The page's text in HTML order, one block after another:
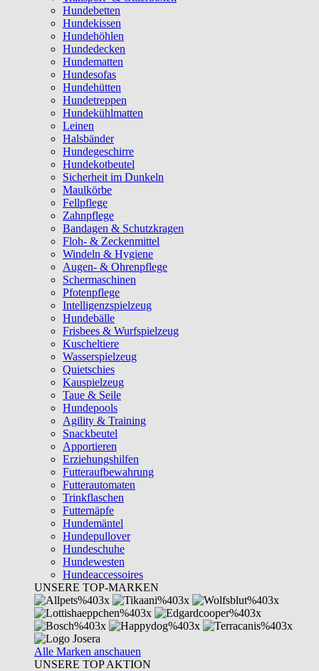
Hundebetten
Hundekissen
Hundehöhlen
Hundedecken
Hundematten
Hundesofas
Hundehütten
Hundetreppen
Hundekühlmatten
Leinen
Halsbänder
Hundegeschirre
Hundekotbeutel
Sicherheit im Dunkeln
Maulkörbe
Fellpflege
Zahnpflege
Bandagen & Schutzkragen
Floh- & Zeckenmittel
Windeln & Hygiene
Augen- & Ohrenpflege
Schermaschinen
Pfotenpflege
Intelligenzspielzeug
Hundebälle
Frisbees & Wurfspielzeug
Kuscheltiere
Wasserspielzeug
Quietschies
Kauspielzeug
Taue & Seile
Hundepools
Agility & Training
Snackbeutel
Apportieren
Erziehungshilfen
Futteraufbewahrung
Futterautomaten
Trinkflaschen
Futternäpfe
Hundemäntel
Hundepullover
Hundeschuhe
Hundewesten
Hundeaccessoires
UNSERE TOP-MARKEN
Alle Marken anschauen
UNSERE TOP AKTION